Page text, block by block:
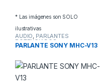
* Las imágenes son SOLO
ilustrativas
AUDIO, PARLANTES
POTENCIADOS
PARLANTE SONY MHC-V13